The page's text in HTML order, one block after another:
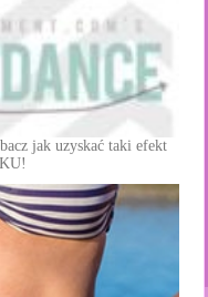
jak uzyskać taki efekt